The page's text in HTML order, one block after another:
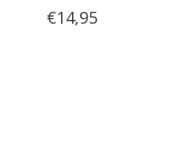
€14,95